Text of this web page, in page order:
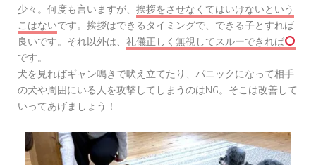
少々。何度も言いますが、 挨拶をさせなくてはいけないという
こはないです。挨拶はできるタイミングで、できる子とすれば
良いです。それ以外は、 礼儀正しく無視してスルーできれば
です。
犬を見ればギャン鳴きで吠え立てたり、パニックになって相手
の犬や周囲にいる人を攻撃してしまうのはNG。そこは改善して
いってあげましょう！